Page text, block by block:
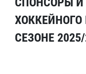
ХОККЕЙНОГО
СЕЗОНЕ